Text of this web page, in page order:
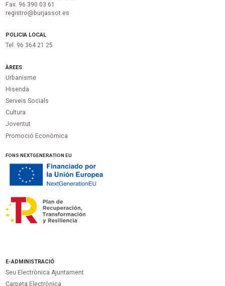
Fax. 96 390 03 61
registro@burjassot.es
POLICIA LOCAL
Tel. 96 364 21 25
ÀREES
Urbanisme
Hisenda
Serveis Socials
Cultura
Joventut
Promoció Econòmica
FONS NEXTGENERATION EU
E-ADMINISTRACIÓ
Seu Electrònica Ajuntament
Carpeta Electrònica